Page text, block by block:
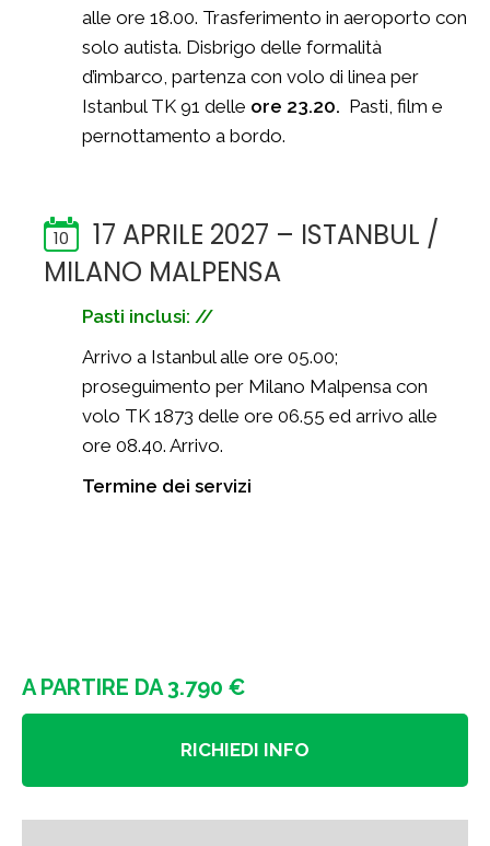
alle ore 18.00. Trasferimento in aeroporto con
solo autista. Disbrigo delle formalità
d’imbarco, partenza con volo di linea per
Istanbul TK 91 delle ore 23.20. Pasti, film e
pernottamento a bordo.
10
17 APRILE 2027 – ISTANBUL /
MILANO MALPENSA
Pasti inclusi: //
Arrivo a Istanbul alle ore 05.00;
proseguimento per Milano Malpensa con
volo TK 1873 delle ore 06.55 ed arrivo alle
ore 08.40. Arrivo.
Termine dei servizi
A PARTIRE DA 3.790 €
RICHIEDI INFO